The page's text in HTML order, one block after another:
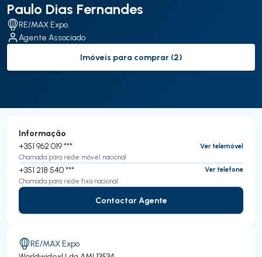
Paulo Dias Fernandes
RE/MAX Expo
Agente Associado
to-buy-listing
Imóveis para comprar (2)
Informação
+351 962 019 ***
Ver telemóvel
Chamada para rede móvel nacional
+351 218 540 ***
Ver telefone
Chamada para rede fixa nacional
Contactar Agente
Contactar Agente
RE/MAX Expo